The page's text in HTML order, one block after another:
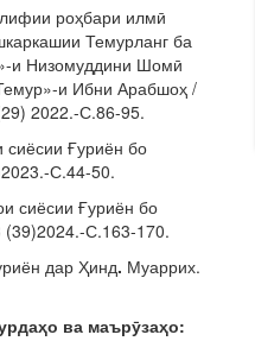
роҳбари илмӣ
Темурланг ба
и Низомуддини Шомӣ
и Ибни Арабшоҳ /
2022.-С.86-95.
Ғуриён бо
С.44-50.
сиёсии Ғуриён бо
С.163-170.
дар Ҳинд. Муаррих.
ҳо ва маърӯзаҳо: